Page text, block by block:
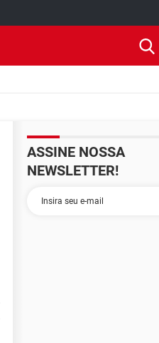
ASSINE NOSSA
NEWSLETTER!